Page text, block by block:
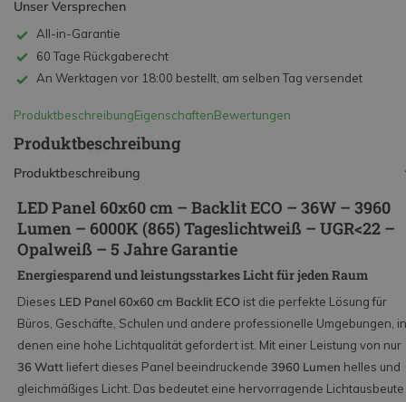
Unser Versprechen
All-in-Garantie
60 Tage Rückgaberecht
An Werktagen vor 18:00 bestellt, am selben Tag versendet
ProduktbeschreibungEigenschaftenBewertungen
Produktbeschreibung
Produktbeschreibung
LED Panel 60x60 cm – Backlit ECO – 36W – 3960
Lumen – 6000K (865) Tageslichtweiß – UGR<22 –
Opalweiß – 5 Jahre Garantie
Energiesparend und leistungsstarkes Licht für jeden Raum
Dieses LED Panel 60x60 cm Backlit ECO ist die perfekte Lösung für
Büros, Geschäfte, Schulen und andere professionelle Umgebungen, in
denen eine hohe Lichtqualität gefordert ist. Mit einer Leistung von nur
36 Watt liefert dieses Panel beeindruckende 3960 Lumen helles und
gleichmäßiges Licht. Das bedeutet eine hervorragende Lichtausbeute